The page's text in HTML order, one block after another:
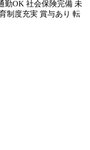
勤OK 社会保険完備 未
制度充実 賞与あり 転